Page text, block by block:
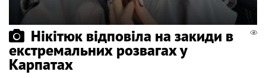
Нікітюк відповіла на закиди в
екстремальних розвагах у
Карпатах